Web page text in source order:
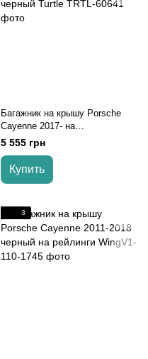
Багажник на крышу Porsche
Cayenne 2017- на
интегрированные рейлинги
черный Turtle
5 555 грн
Купить
3